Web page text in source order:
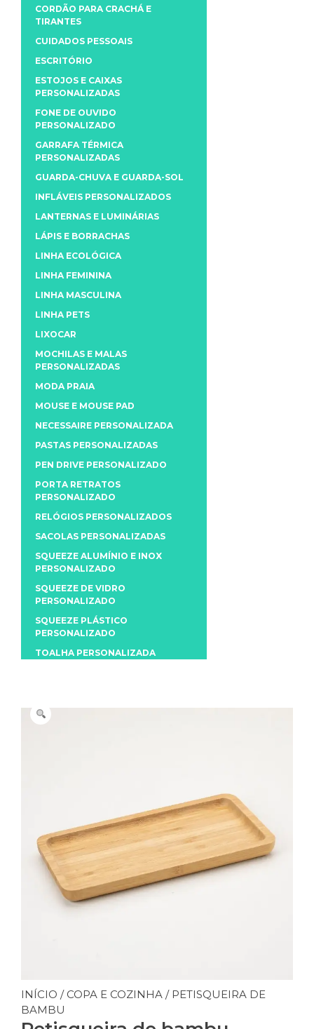
INÍCIO / COPA E COZINHA / PETISQUEIRA DE
BAMBU
CORDÃO PARA CRACHÁ E
TIRANTES
CUIDADOS PESSOAIS
ESCRITÓRIO
ESTOJOS E CAIXAS
PERSONALIZADAS
FONE DE OUVIDO
PERSONALIZADO
GARRAFA TÉRMICA
PERSONALIZADAS
GUARDA-CHUVA E GUARDA-SOL
INFLÁVEIS PERSONALIZADOS
LANTERNAS E LUMINÁRIAS
LÁPIS E BORRACHAS
LINHA ECOLÓGICA
LINHA FEMININA
LINHA MASCULINA
LINHA PETS
LIXOCAR
MOCHILAS E MALAS
PERSONALIZADAS
MODA PRAIA
MOUSE E MOUSE PAD
NECESSAIRE PERSONALIZADA
PASTAS PERSONALIZADAS
PEN DRIVE PERSONALIZADO
PORTA RETRATOS
PERSONALIZADO
RELÓGIOS PERSONALIZADOS
SACOLAS PERSONALIZADAS
SQUEEZE ALUMÍNIO E INOX
PERSONALIZADO
SQUEEZE DE VIDRO
PERSONALIZADO
SQUEEZE PLÁSTICO
PERSONALIZADO
TOALHA PERSONALIZADA